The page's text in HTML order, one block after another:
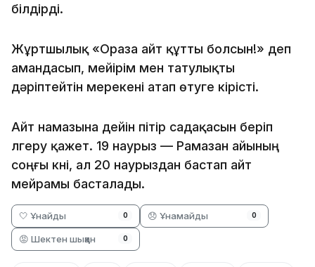
білдірді.
Жұртшылық «Ораза айт құтты болсын!» деп
амандасып, мейірім мен татулықты
дәріптейтін мерекені атап өтуге кірісті.
Айт намазына дейін пітір садақасын беріп
үлгеру қажет. 19 наурыз — Рамазан айының
соңғы күні, ал 20 наурыздан бастап айт
мейрамы басталады.
🤍 Ұнайды 0 😞 Ұнамайды 0
😡 Шектен шыққан 0